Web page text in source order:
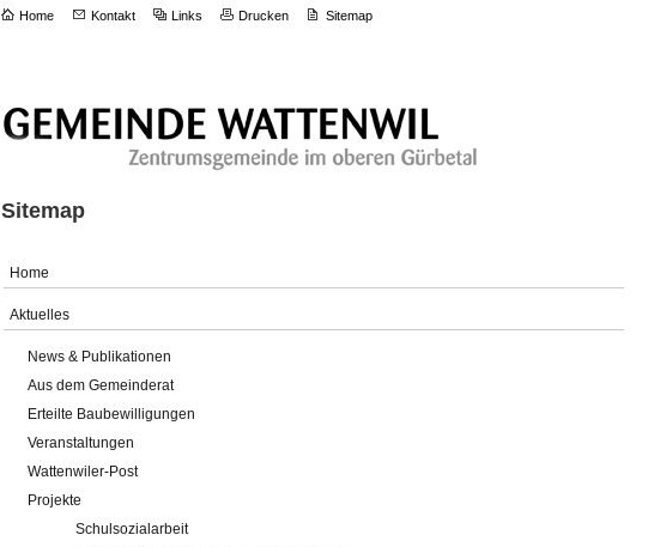
Home Kontakt Links Drucken Sitemap
Sitemap
Home
Aktuelles
News & Publikationen
Aus dem Gemeinderat
Erteilte Baubewilligungen
Veranstaltungen
Wattenwiler-Post
Projekte
Schulsozialarbeit